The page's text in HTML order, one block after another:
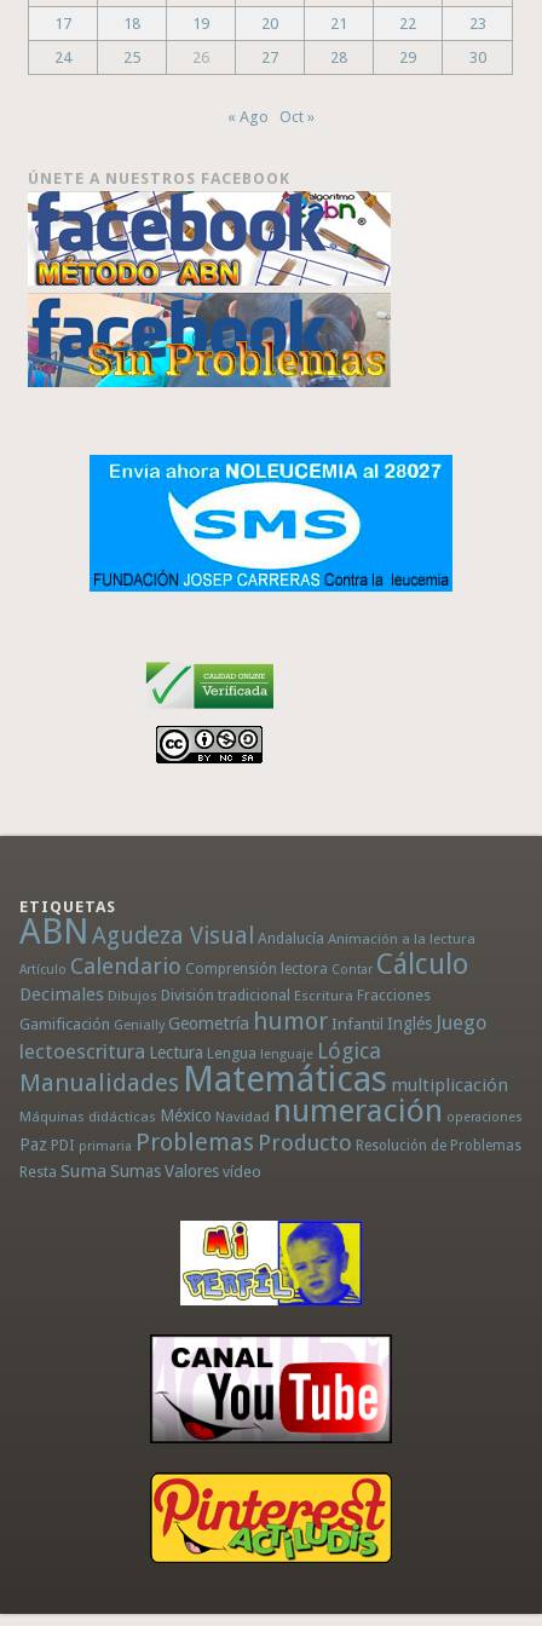
17
18 19 20 21 22
23
24
25 26 27 28 29 30
« Ago Oct »
ÚNETE A NUESTROS FACEBOOK
ETIQUETAS
ABN Agudeza Visual Andalucía Animación a la lectura
Artículo Calendario Comprensión lectora Contar Cálculo
Decimales Dibujos División tradicional Escritura Fracciones
Gamificación Genially Geometría humor Infantil Inglés Juego
lectoescritura Lectura Lengua lenguaje Lógica
Manualidades Matemáticas multiplicación
Máquinas didácticas México Navidad numeración operaciones
Paz PDI primaria Problemas Producto Resolución de Problemas
Resta Suma Sumas Valores vídeo